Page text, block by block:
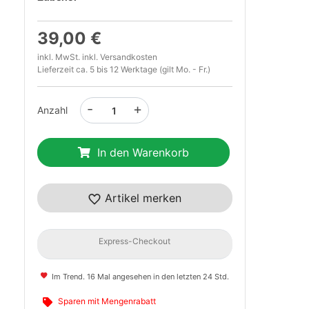
39,00 €
inkl. MwSt. inkl. Versandkosten
Lieferzeit ca. 5 bis 12 Werktage (gilt Mo. - Fr.)
Anzahl +
-
In den Warenkorb
Artikel merken
Express-Checkout
Im Trend. 16 Mal angesehen in den letzten 24 Std.
Sparen mit Mengenrabatt